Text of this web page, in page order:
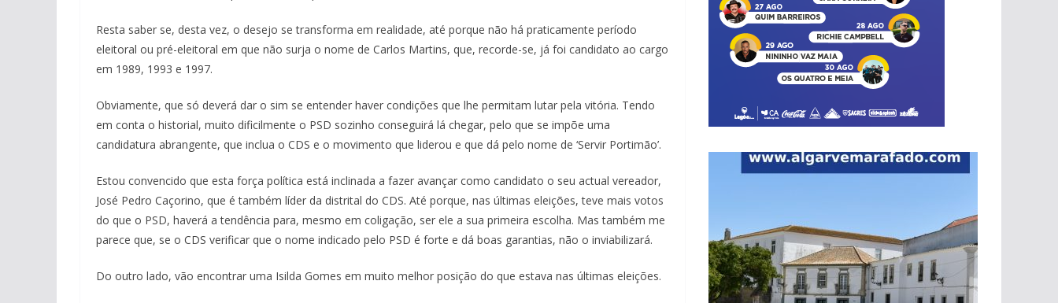
Resta saber se, desta vez, o desejo se transforma em realidade, até porque não há praticamente período
eleitoral ou pré-eleitoral em que não surja o nome de Carlos Martins, que, recorde-se, já foi candidato ao cargo
em 1989, 1993 e 1997.
Obviamente, que só deverá dar o sim se entender haver condições que lhe permitam lutar pela vitória. Tendo
em conta o historial, muito dificilmente o PSD sozinho conseguirá lá chegar, pelo que se impõe uma
candidatura abrangente, que inclua o CDS e o movimento que liderou e que dá pelo nome de ‘Servir Portimão’.
Estou convencido que esta força política está inclinada a fazer avançar como candidato o seu actual vereador,
José Pedro Caçorino, que é também líder da distrital do CDS. Até porque, nas últimas eleições, teve mais votos
do que o PSD, haverá a tendência para, mesmo em coligação, ser ele a sua primeira escolha. Mas também me
parece que, se o CDS verificar que o nome indicado pelo PSD é forte e dá boas garantias, não o inviabilizará.
Do outro lado, vão encontrar uma Isilda Gomes em muito melhor posição do que estava nas últimas eleições.